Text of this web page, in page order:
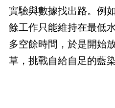
實驗與數據找出路。例
餘工作只能維持在最低
多空餘時間，於是開始
草，挑戰自給自足的藍染